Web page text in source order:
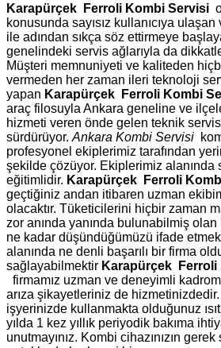
Karapürçek Ferroli Kombi Servisi
konusunda sayısız kullanıcıya
ile adından sıkça söz ettirmeye
genelindeki servis ağlarıyla da
Müşteri memnuniyeti ve kaliteden
vermeden her zaman ileri teknoloji
yapan Karapürçek Ferroli Kombi
araç filosuyla Ankara geneline ve
hizmeti veren önde gelen teknik
sürdürüyor. Ankara Kombi Servisi
profesyonel ekiplerimiz tarafından
şekilde çözüyor. Ekiplerimiz alanında
eğitimlidir. Karapürçek Ferroli
geçtiğiniz andan itibaren uzman
olacaktır. Tüketicilerini hiçbir zaman
zor anında yanında bulunabilmiş
ne kadar düşündüğümüzü ifade
alanında ne denli başarılı bir firma
sağlayabilmektir Karapürçek Ferroli
firmamız uzman ve deneyimli
arıza şikayetleriniz de
işyerinizde kullanmakta olduğunuz
yılda 1 kez yıllık periyodik bakıma
unutmayınız. Kombi cihazınızın